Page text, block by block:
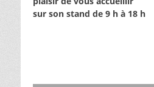
sur son stand de 9 h à 18 h